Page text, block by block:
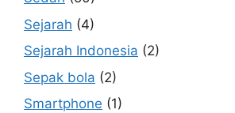
Sejarah (4)
Sejarah Indonesia (2)
Sepak bola (2)
Smartphone (1)